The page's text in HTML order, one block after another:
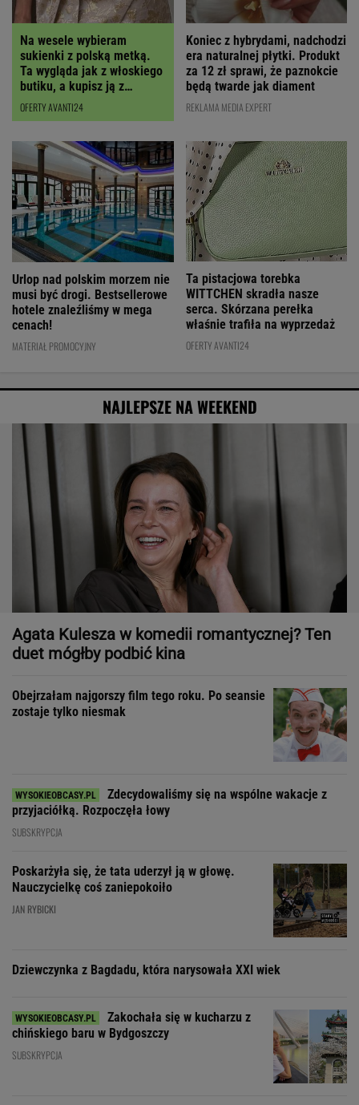
Na wesele wybieram
sukienki z polską metką.
Ta wygląda jak z włoskiego
butiku, a kupisz ją z
RABATEM
OFERTY AVANTI24
Koniec z hybrydami, nadchodzi
era naturalnej płytki. Produkt
za 12 zł sprawi, że paznokcie
będą twarde jak diament
REKLAMA MEDIA EXPERT
Urlop nad polskim morzem nie
musi być drogi. Bestsellerowe
hotele znaleźliśmy w mega
cenach!
MATERIAŁ PROMOCYJNY
Ta pistacjowa torebka
WITTCHEN skradła nasze
serca. Skórzana perełka
właśnie trafiła na wyprzedaż
OFERTY AVANTI24
NAJLEPSZE NA WEEKEND
Agata Kulesza w komedii romantycznej? Ten
duet mógłby podbić kina
Obejrzałam najgorszy film tego roku. Po seansie
zostaje tylko niesmak
Zdecydowaliśmy się na wspólne wakacje z
przyjaciółką. Rozpoczęła łowy
SUBSKRYPCJA
Poskarżyła się, że tata uderzył ją w głowę.
Nauczycielkę coś zaniepokoiło
JAN RYBICKI
Dziewczynka z Bagdadu, która narysowała XXI wiek
Zakochała się w kucharzu z
chińskiego baru w Bydgoszczy
SUBSKRYPCJA